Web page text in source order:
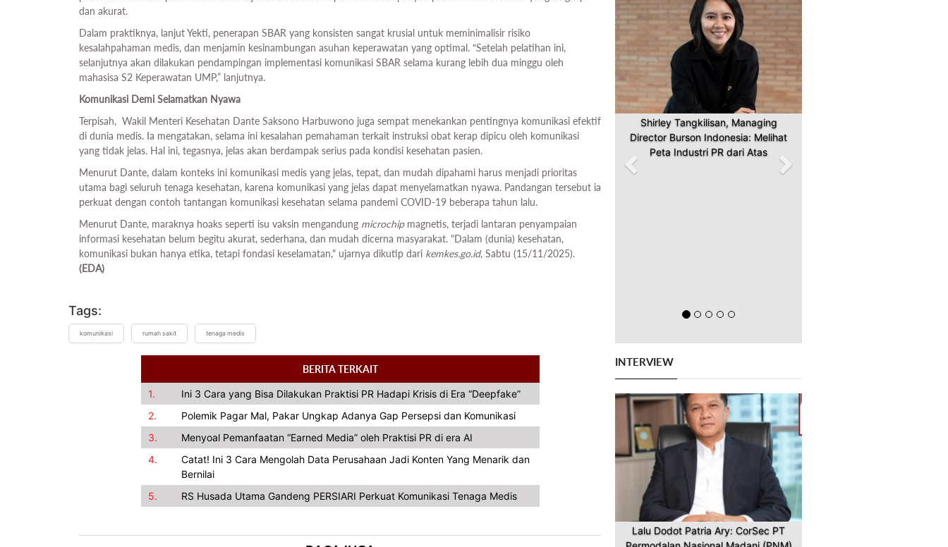
dan akurat.
Dalam praktiknya, lanjut Yekti, penerapan SBAR yang konsisten sangat krusial untuk meminimalisir risiko
kesalahpahaman medis, dan menjamin kesinambungan asuhan keperawatan yang optimal. “Setelah pelatihan ini,
selanjutnya akan dilakukan pendampingan implementasi komunikasi SBAR selama kurang lebih dua minggu oleh
mahasisa S2 Keperawatan UMP,” lanjutnya.
Komunikasi Demi Selamatkan Nyawa
Terpisah, Wakil Menteri Kesehatan Dante Saksono Harbuwono juga sempat menekankan pentingnya komunikasi efektif
di dunia medis. Ia mengatakan, selama ini kesalahan pemahaman terkait instruksi obat kerap dipicu oleh komunikasi
yang tidak jelas. Hal ini, tegasnya, jelas akan berdampak serius pada kondisi kesehatan pasien.
Menurut Dante, dalam konteks ini komunikasi medis yang jelas, tepat, dan mudah dipahami harus menjadi prioritas
utama bagi seluruh tenaga kesehatan, karena komunikasi yang jelas dapat menyelamatkan nyawa. Pandangan tersebut ia
perkuat dengan contoh tantangan komunikasi kesehatan selama pandemi COVID-19 beberapa tahun lalu.
Menurut Dante, maraknya hoaks seperti isu vaksin mengandung microchipmagnetis, terjadi lantaran penyampaian
informasi kesehatan belum begitu akurat, sederhana, dan mudah dicerna masyarakat. "Dalam (dunia) kesehatan,
komunikasi bukan hanya etika, tetapi fondasi keselamatan," ujarnya dikutip dari kemkes.go.id, Sabtu (15/11/2025).
(EDA)
Tags:
komunikasi rumah sakit tenaga medis
BERITA TERKAIT
1.
Ini 3 Cara yang Bisa Dilakukan Praktisi PR Hadapi Krisis di Era “Deepfake”
2.
Polemik Pagar Mal, Pakar Ungkap Adanya Gap Persepsi dan Komunikasi
3.
Menyoal Pemanfaatan “Earned Media” oleh Praktisi PR di era AI
4.
Catat! Ini 3 Cara Mengolah Data Perusahaan Jadi Konten Yang Menarik dan
Bernilai
5.
RS Husada Utama Gandeng PERSIARI Perkuat Komunikasi Tenaga Medis
Shirley Tangkilisan, Managing
Director Burson Indonesia: Melihat
Peta Industri PR dari Atas
INTERVIEW
Lalu Dodot Patria Ary: CorSec PT
Previous Next